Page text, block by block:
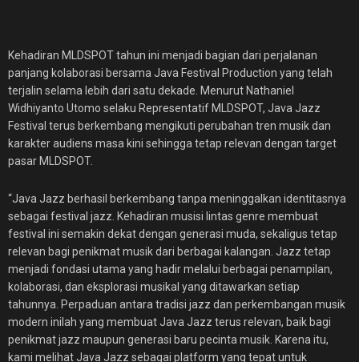
Kehadiran MLDSPOT tahun ini menjadi bagian dari perjalanan
panjang kolaborasi bersama Java Festival Production yang telah
terjalin selama lebih dari satu dekade. Menurut Nathaniel
Widhiyanto Utomo selaku Representatif MLDSPOT, Java Jazz
Festival terus berkembang mengikuti perubahan tren musik dan
karakter audiens masa kini sehingga tetap relevan dengan target
pasar MLDSPOT.
“Java Jazz berhasil berkembang tanpa meninggalkan identitasnya
sebagai festival jazz. Kehadiran musisi lintas genre membuat
festival ini semakin dekat dengan generasi muda, sekaligus tetap
relevan bagi penikmat musik dari berbagai kalangan. Jazz tetap
menjadi fondasi utama yang hadir melalui berbagai penampilan,
kolaborasi, dan eksplorasi musikal yang ditawarkan setiap
tahunnya. Perpaduan antara tradisi jazz dan perkembangan musik
modern inilah yang membuat Java Jazz terus relevan, baik bagi
penikmat jazz maupun generasi baru pecinta musik. Karena itu,
kami melihat Java Jazz sebagai platform yang tepat untuk